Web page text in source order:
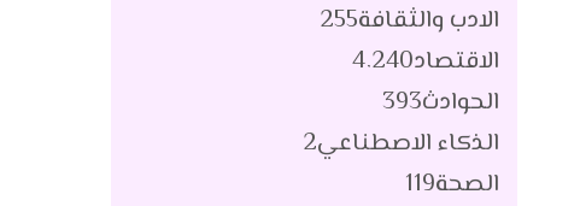
الادب والثقافة255
الاقتصاد4٬240
الحوادث393
الذكاء الاصطناعي2
الصحة119